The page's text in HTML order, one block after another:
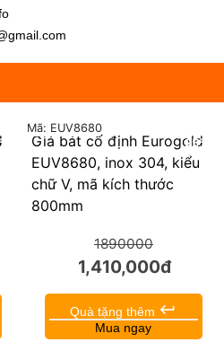
25%
Giá bát cố định Eurogold
EUV8680, inox 304, kiểu
chữ V, mã kích thước
800mm
Mã: EUV8680
1890000
1,410,000đ
Quà tặng thêm keyboard_return
Mua ngay